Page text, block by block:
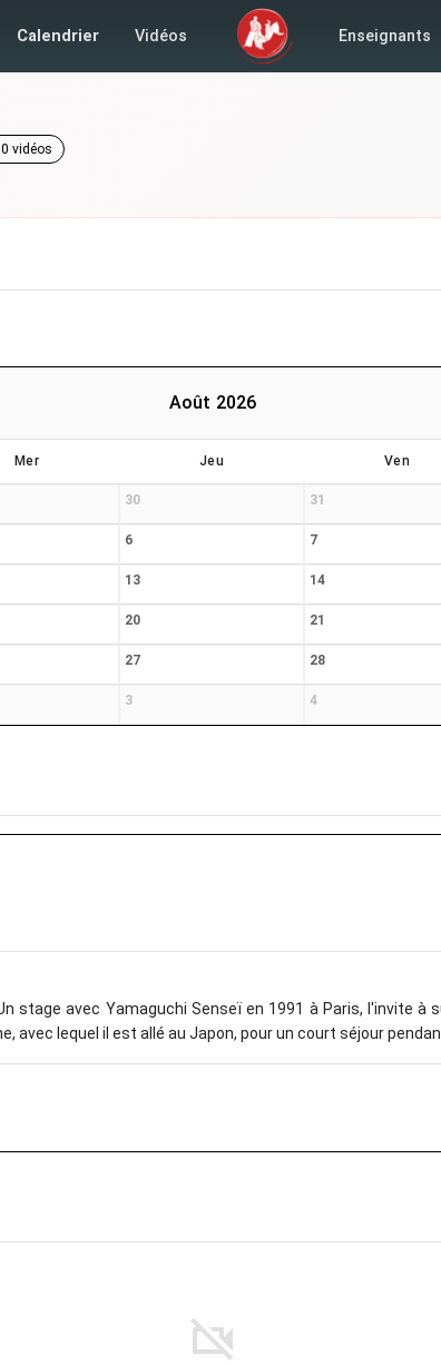
Calendrier Vidéos Enseignants
0 vidéos
Août 2026
Mer Jeu Ven
30 31
6 7
13 14
20 21
27 28
3 4
stage avec Yamaguchi Senseï en 1991 à Paris, l'invite
avec lequel il est allé au Japon, pour un court séjour